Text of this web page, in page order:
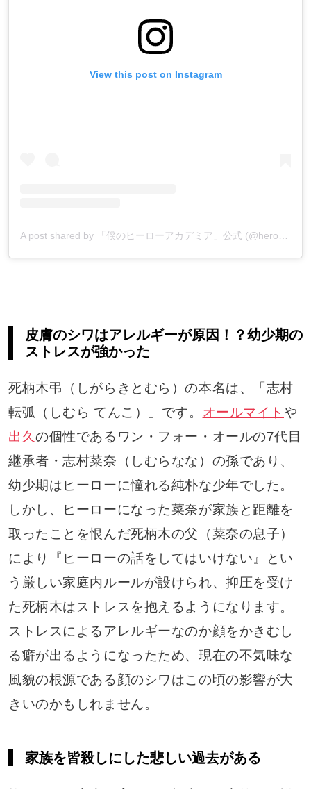
View this post on Instagram
皮膚のシワはアレルギーが原因！？幼少期の
ストレスが強かった
死柄木弔（しがらきとむら）の本名は、「志村
転弧（しむら てんこ）」です。 オールマイト や
出久の個性であるワン・フォー・オールの7代目
継承者・志村菜奈（しむらなな）の孫であり、
幼少期はヒーローに憧れる純朴な少年でした。
しかし、ヒーローになった菜奈が家族と距離を
取ったことを恨んだ死柄木の父（菜奈の息子）
により『ヒーローの話をしてはいけない』とい
う厳しい家庭内ルールが設けられ、抑圧を受け
た死柄木はストレスを抱えるようになります。
ストレスによるアレルギーなのか顔をかきむし
る癖が出るようになったため、現在の不気味な
風貌の根源である顔のシワはこの頃の影響が大
きいのかもしれません。
家族を皆殺しにした悲しい過去がある